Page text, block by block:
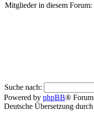
Mitglieder in diesem
Suche nach:
Powered by phpBB®
Deutsche Übersetzung durch